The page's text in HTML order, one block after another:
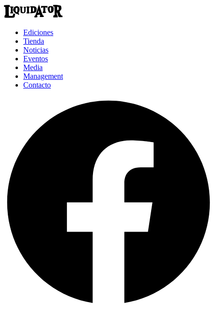
Ediciones
Tienda
Noticias
Eventos
Media
Management
Contacto